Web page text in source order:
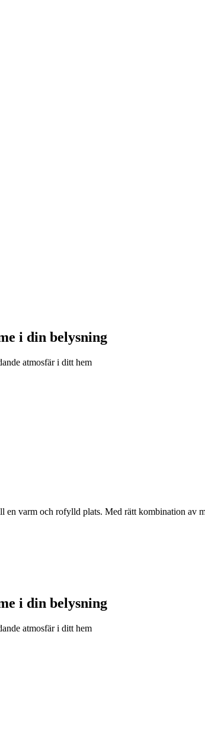
i din belysning
atmosfär i ditt hem
varm och rofylld plats. Med rätt kombination av
i din belysning
atmosfär i ditt hem